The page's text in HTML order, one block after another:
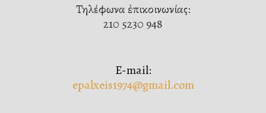
Τηλέφωνα ἐπικοινωνίας:
210 5230 948
E-mail:
epalxeis1974@gmail.com